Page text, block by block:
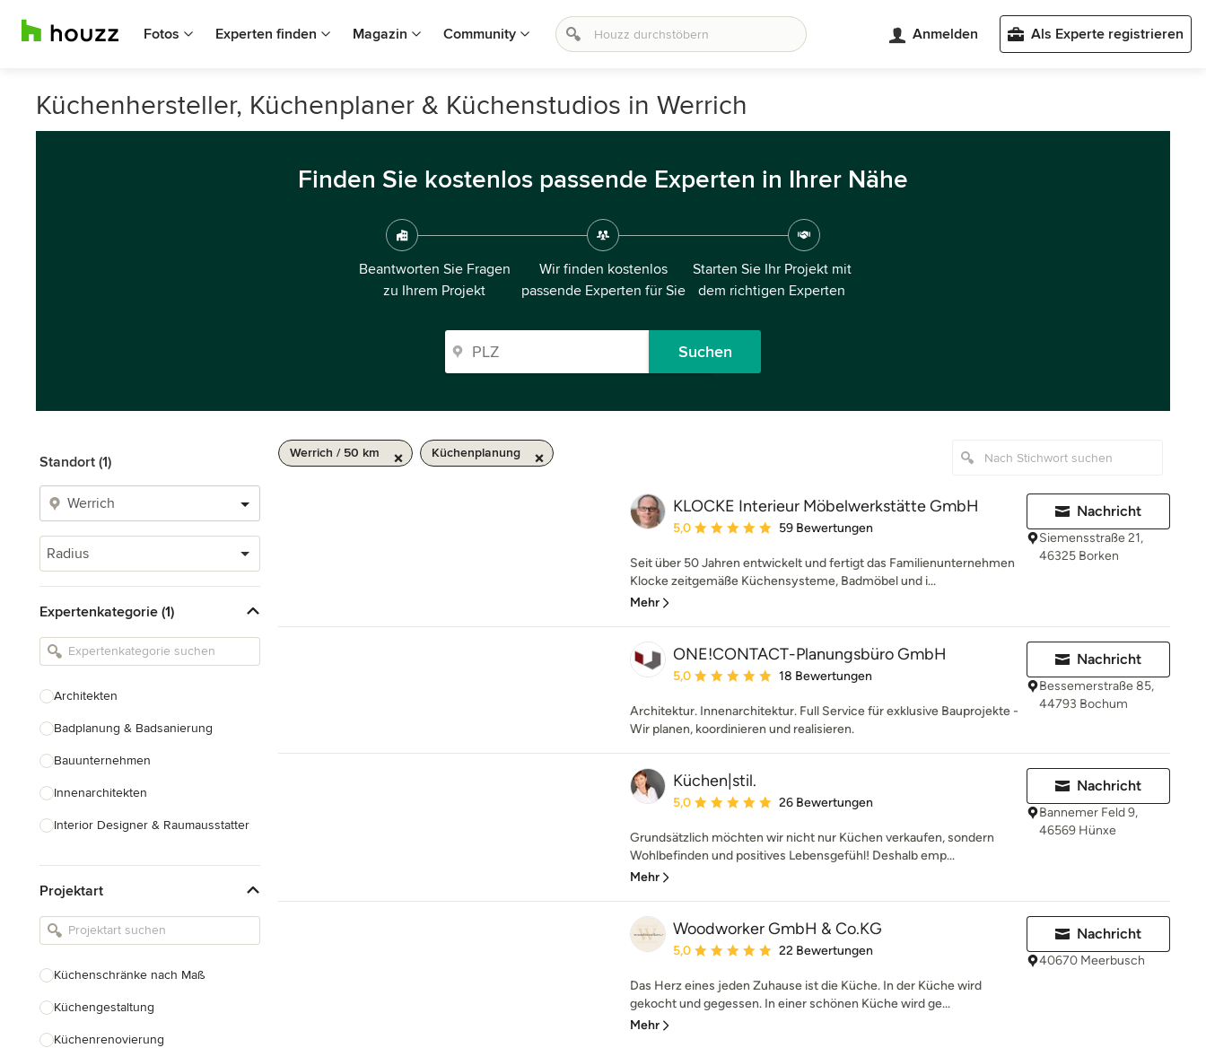
Fotos Experten finden Magazin Community Anmelden Als Experte registrieren
Küchenhersteller, Küchenplaner & Küchenstudios in Werrich
Finden Sie kostenlos passende Experten in Ihrer Nähe
Beantworten Sie Fragen
zu Ihrem Projekt
Wir finden kostenlos
passende Experten für Sie
Starten Sie Ihr Projekt mit
dem richtigen Experten
Suchen
Standort (1)
Radius
Expertenkategorie (1)
Architekten
Badplanung & Badsanierung
Bauunternehmen
Innenarchitekten
Interior Designer & Raumausstatter
Landschaftsarchitekten
Armaturen & Sanitärbedarf
Projektart
Küchenschränke nach Maß
Küchengestaltung
Küchenrenovierung
Werrich / 50 km Küchenplanung
KLOCKE Interieur Möbelwerkstätte GmbH
Durchschnittliche Bewertung: 5 von 5 Sternen
5,0 59 Bewertungen
Seit über 50 Jahren entwickelt und fertigt das Familienunternehmen
Klocke zeitgemäße Küchensysteme, Badmöbel und i...
Mehr
Nachricht
Siemensstraße 21,
46325 Borken
ONE!CONTACT-Planungsbüro GmbH
Durchschnittliche Bewertung: 5 von 5 Sternen
5,0 18 Bewertungen
Architektur. Innenarchitektur. Full Service für exklusive Bauprojekte -
Wir planen, koordinieren und realisieren.
Nachricht
Bessemerstraße 85,
44793 Bochum
Küchen|stil.
Durchschnittliche Bewertung: 5 von 5 Sternen
5,0 26 Bewertungen
Grundsätzlich möchten wir nicht nur Küchen verkaufen, sondern
Wohlbefinden und positives Lebensgefühl! Deshalb emp...
Mehr
Nachricht
Bannemer Feld 9,
46569 Hünxe
Woodworker GmbH & Co.KG
Durchschnittliche Bewertung: 5 von 5 Sternen
5,0 22 Bewertungen
Das Herz eines jeden Zuhause ist die Küche. In der Küche wird
gekocht und gegessen. In einer schönen Küche wird ge...
Mehr
Nachricht
40670 Meerbusch